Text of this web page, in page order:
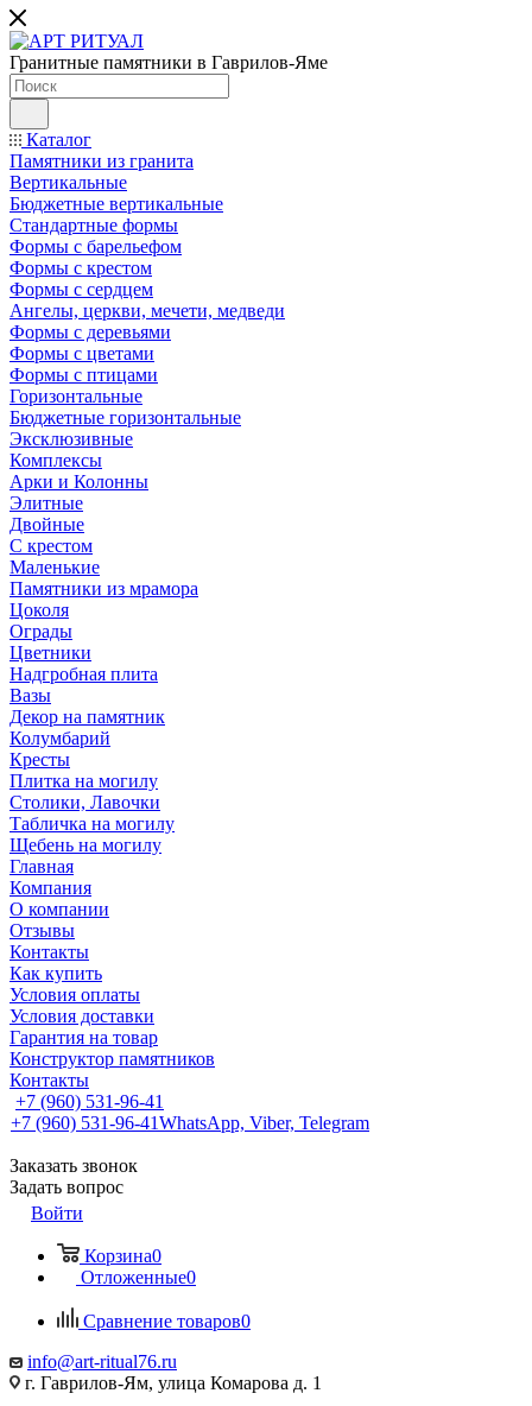
Гранитные памятники в Гаврилов-Яме
Каталог
Памятники из гранита
Вертикальные
Бюджетные вертикальные
Стандартные формы
Формы с барельефом
Формы с крестом
Формы с сердцем
Ангелы, церкви, мечети, медведи
Формы с деревьями
Формы с цветами
Формы с птицами
Горизонтальные
Бюджетные горизонтальные
Эксклюзивные
Комплексы
Арки и Колонны
Элитные
Двойные
С крестом
Маленькие
Памятники из мрамора
Цоколя
Ограды
Цветники
Надгробная плита
Вазы
Декор на памятник
Колумбарий
Кресты
Плитка на могилу
Столики, Лавочки
Табличка на могилу
Щебень на могилу
Главная
Компания
О компании
Отзывы
Контакты
Как купить
Условия оплаты
Условия доставки
Гарантия на товар
Конструктор памятников
Контакты
+7 (960) 531-96-41
+7 (960) 531-96-41WhatsApp, Viber, Telegram
Заказать звонок
Задать вопрос
Войти
Корзина0
Отложенные0
Сравнение товаров0
info@art-ritual76.ru
г. Гаврилов-Ям, улица Комарова д. 1